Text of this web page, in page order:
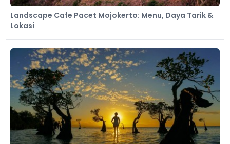
Landscape Cafe Pacet Mojokerto: Menu, Daya Tarik &
Lokasi